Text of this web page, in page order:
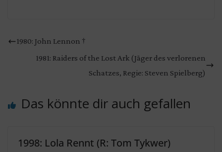
1980: John Lennon †
1981: Raiders of the Lost Ark (Jäger des verlorenen
Schatzes, Regie: Steven Spielberg)
Das könnte dir auch gefallen
1998: Lola Rennt (R: Tom Tykwer)